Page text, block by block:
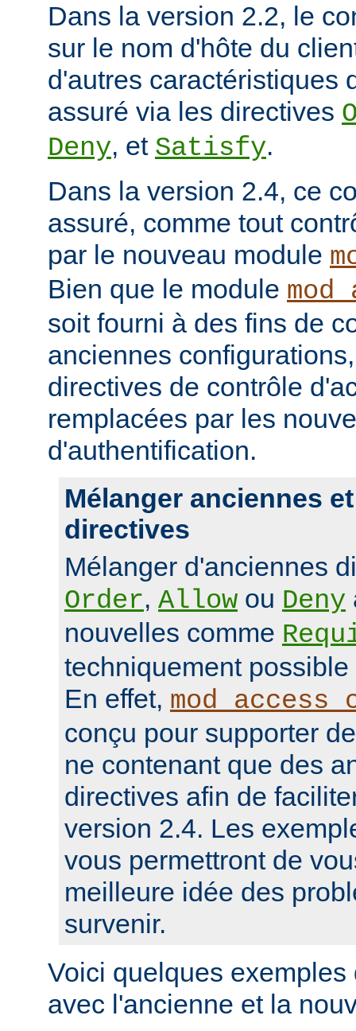
Dans la version 2.2, le
sur le nom d'hôte du
d'autres caractéristiques
assuré via les directives
Deny, et Satisfy.
Dans la version 2.4, ce
assuré, comme tout
par le nouveau module
Bien que le module
soit fourni à des fins de
anciennes
directives de contrôle
remplacées par les
d'authentification.
Mélanger anciennes
directives
Mélanger d'anciennes
Order, Allow ou Deny
nouvelles comme
techniquement
En effet,
conçu pour supporter
ne contenant que des
directives afin de
version 2.4. Les
vous permettront de
meilleure idée des
survenir.
Voici quelques
avec l'ancienne et la